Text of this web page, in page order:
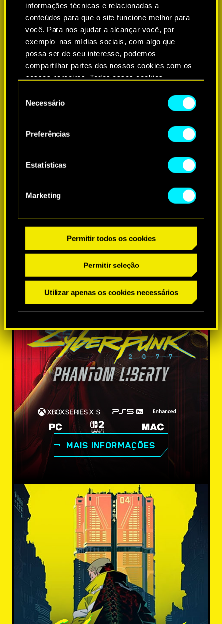
informações técnicas e relacionadas a
conteúdos para que o site funcione melhor para
você. Para nos ajudar a alcançar você, por
exemplo, nas mídias sociais, com algo que
possa ser de seu interesse, podemos
compartilhar partes dos nossos cookies com os
nossos parceiros. Todos esses cookies
entanto.
Você encontrará todos os detalhes sobre o uso
de cookies e poderá ajustar as suas preferências
Necessário
Preferências
Estatísticas
Marketing
Permitir todos os cookies
Permitir seleção
Utilizar apenas os cookies necessários
MAIS INFORMAÇÕES